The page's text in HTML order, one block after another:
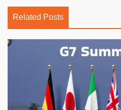
Related Posts